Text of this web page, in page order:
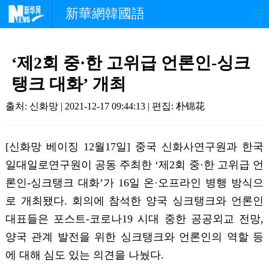
新華網韓國語
사회
중한교류 핫 TV
생생 중국어
‘제2회 중·한 고위급 언론인-싱크
탱크 대화’ 개최
출처: 신화망 | 2021-12-17 09:44:13 | 편집: 朴锦花
[신화망 베이징 12월17일] 중국 신화사연구원과 한국
일대일로연구원이 공동 주최한 ‘제2회 중·한 고위급 언
론인-싱크탱크 대화’가 16일 온·오프라인 병행 방식으
로 개최됐다. 회의에 참석한 양국 싱크탱크와 언론인
대표들은 포스트-코로나19 시대 중한 공공외교 전망,
양국 관계 발전을 위한 싱크탱크와 언론인의 역할 등
에 대해 심도 있는 의견을 나눴다.